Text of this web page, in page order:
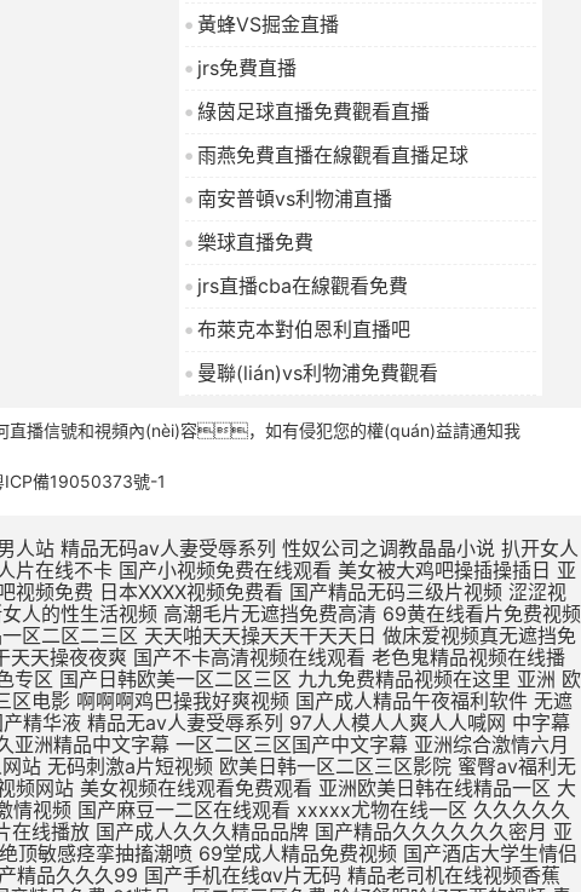
黃蜂VS掘金直播
jrs免費直播
綠茵足球直播免費觀看直播
雨燕免費直播在線觀看直播足球
南安普頓vs利物浦直播
樂球直播免費
jrs直播cba在線觀看免費
布萊克本對伯恩利直播吧
曼聯(lián)vs利物浦免費觀看
播信號和視頻內(nèi)容，如有侵犯您的權(quán)益請通知我
ICP備19050373號-1
欧美第一次开笣 尤物视频在线h 欧美久久久精品一区二区 国产3D彩漫活蒸赵雨璐 欧美精品99久久久久久 外国屌肏中国屄 日本精品一区二区三区试看 h版欧美一区二区三区四区 日本一区二区久久人妻高清 客厅里h亲女 亚洲一区二区啊射精日韩 夜晚男人18app在线 操中年妇女的黑毛绒绒逼 大白妇bbwbbw高潮 扒开老师双腿猛操gif 国内精品久久久久久人妻 成年午夜福利片在线观看 蜜臀av性久久久久蜜臀aⅴ 亚洲精品无码久久久久久久 真实国产乱子伦xxxx 国产精成人品日日拍夜夜 日韩97精品一区二区三区 亚洲另类激情综合偷自拍图 日批视频高潮好爽大鸡巴 欧美人与动牲交zozo 小明打小红屁股故事大全 午夜永久免费爽爽爽影院 9人人妻人人澡人人爽久久 内射中出日韩高清在线播放 国产欧美久久久久久精品 男女爽爽爽视频 插进来,好爽,操我视频 艳娒1一6全集无删减版 欧美一区二区三四在线观看 美女不穿衣服被鸡巴操逼 欧美日本一区二区点击进入 欧美最新免费一区二区三区 无码人妻丰满熟妇区毛片 久久99这里精品8国产 日本亚洲欧美一区二区视频 亚洲一区二区精品线观看 在线观看亚洲精品国产福利app 真人版肏屄视频在线观看 肌肌插小穴视频 亚洲欧洲日产v特级毛片 用力舔,爽歪歪 亚洲东京热无码av专区 亚洲精品一区二区在线电影 大jb艹我的逼 不卡国产精品欧美一区二区 欧美亚洲区一区二区三区 三级片在线精品 久在线中文乱码免费视频 15min摘花出血视频 产精品无码久_亚洲国产精 下一篇久久久久久18p 张柏芝用嘴给陈冠希高潮 大鸡吧操小逼嗷嗷叫视频 制服诱惑中文字幕国产精品 a毛片全免费版全免费观看 久久久久久久久久久久38 亚洲精品国产品国语原创 99久久一区二区三区免费 久久久日韩成人精品电影 尹人香蕉久久99天天拍 国产精品丝袜肉丝出水 男生大鸡巴操逼美女大逼 51CG吃瓜网今日吃瓜 涩涩视频www88AV 亚洲成人avapp下载 寡妇大J8又粗又大视频 操操操个逼黄色视频网站 国产888视频在线观看 国产精品糟蹋漂亮女教师 久久久久久久久久三级三级 中文字幕组一区二区三区 久久久久久不卡国产精品 色婷婷在线视频免费播放 武侠古典狠狠干 日本亚洲色大成网站WW 日韩无人区一卡二卡在线 欧r级荡公乱妇在线观看 男生和女生操逼视频国产 国产女人高潮嗷嗷嗷叫 精品国产精品网麻豆系列 男生把女生插流水的视频 爱抚视频国产精品一区二区 日本丰满风骚巨乳美少妇 国产19岁女人被插视频 岛国av电影免费在线观看 国产欧美第一页 你懂的在线视频亚洲国产 AAA一级毛片免费韩国 男生插女生骚穴被射网站 在线观看日本不卡一区二区 国产精品日日做人人爱 久久久精品免费免费高清 色吊丝中文字幕在线观看 最新国产精品 国产精品 三级片在线精品 1000部精品久久久久久 大鸡巴操逼视频网址免费 打鸡巴操小逼免费视频道 亚洲国产制服丝袜无av jav一区二区hjhj 被揉到高潮揉出奶水视频 亚洲成人中文字幕一区二区 日韩欧美国产亚洲一区二区 在线观看啊啊啊喷水视频 欧美熟妇另娄久久久久久 老司机亚洲精品影院在线 第九色区aⅴ天堂久久香 青青青免费网站在线观看 亚洲人不卡另类日韩精品 18无码粉嫩小泬无套在线观看 国产精品丝袜一区二区三区 精品国产一区二区三区色欲 国产妓女牲a毛片 国产精品videossex久久发布 最大胆极品欧美人体视频 日本片在线观看美女被操 大学女厕课间沟拍大屁股 成人小说亚洲一区二区三区 免费观看狠狠操调教骚货 男女高潮又爽又黄又无遮挡 俄罗斯高清一区二区三区 性色做爰片在线观看ww 欧洲女生十四个喷液视频 韩国三级中文字hd无码 美女裸体爆乳张开腿喷水 东北老女人熟女啪啪视频 久久精品国产亚洲5555 欧美激情啪啪a爱 一级黄色录像片久久的爱 国外网站大全 91啪国产视频 啊啊啊嗯嗯视频免费轮奸 人妻夜夜添夜夜无码av茄子视频 大鸡吧好大嗯啊操我视频 骚人色片丝美女黄色视频 高清中文字幕男人的天堂 夜夜躁狠狠躁日日躁人妖 国产成人无码a区视频在线观看 被强暴内射的美少妇人妻 亚洲无人区天空码头IV 久久精品123 一女被两根凶猛挺进视频 黄网站色视频网站免费 精品欧美一区二区三区久 69视频在线免费观看一区 少妇高潮久久久久久软件 国产日本草莓久久久久久 最近最好的中文字幕免费 被暴雨淋湿爆乳少妇正在播放 精品国产高清在线看国产 插穴谁有黄色网址给一个 又大又粗又黄又爽的黄片 蜜芽忘忧草三区老狼大豆 成人精品高清视频在线观看 啊舒服死了好大插穴视频 久久福利电影网 十八禁午夜私人在线影院 欧美欧美一区欧美二区区 99re 视频在线观看 欧美三级不卡在线播放 打鸡巴操小逼免费视频道 破了亲妺妺的处免费视频国产 日本www免费人成网站 91亚洲国产成人精品看片 农村少妇97av毛片网 欧美性生活日本少妇人妻 曰日本一级二级三级人人 亚洲中文字幕无码永久免弗 夜夜躁狠狠躁日日躁人妖 C0M操操操逼逼逼大通 午夜成人无码免费看网站 国产精品美女久久久久三级 午夜精品久久久内射近拍高清 国产精品啊啊啊在线观看 国产偷亚洲偷欧美偷精品 色国产在线视频一区二区 国产在线色视频 国产三级不卡视频在线观看 男生插入女人下面的视频 久久伊人色av天堂九九 性感美女自慰自己的骚逼 哥哥的女人完整版在线观看 骚逼嫩穴研究院 男人天堂久久久一区二区 国产午夜福利100集发布 美女被操逼流水调教视频 大鸡巴操淫荡骚女人视频 成熟丰满熟妇xxxxx 丰满熟女一区二区三区91 最刺激特黄的欧美三级本能 加勒比中文字幕在线播放 操美女明星BB在线视频 青青久精品观看视频最新 国产偷亚洲偷欧美偷精品 欧洲按摩高潮A级中文片 美女被大鸡巴强爆B出水 老女人用润滑油日比视频 精品一区二区三区中文在线 国产精品99久久久久久宅男 人妻福利视频 黄色视频在97 女生被操免费视频的网站 中文字幕人妻熟人妻熟丝袜美 人人人妻人人爽欧美一区 亚洲精品久久久蜜臀av 色老头在线一区二区三区 日韩a片r级无码中文字幕久久 骚逼黄色免费视网站真人 插曲视频免费高清观看在线播放 老少配hd牲交 精品少妇人妻久久av免费 国产91精品一区二区蜜桃 免费操逼黄视频 久久久无码人妻精品无码 亚洲 欧洲 日韩 国产 免费看ww视频网站入口 久久精品国产成人 国产精品国产高清国产专区 日韩国10次美女黄视频 欧美牲av欧aa片 久久精品国产波多野结衣 国产精品丝袜一区二区三区 国产av天堂亚洲国产av刚刚碰一 三级网站网址久久久久久 高潮毛片无遮挡免费高清 黄色片又湿又骚 亚洲一区二区精品在线观看 精品久久久一区二区国产 亚洲一区二区精品久久久 国产开嫩苞在线播放视频 欧美人与动牲交欧美精品 在线观看的无码国产h片 国产偷亚洲偷欧美偷精品 特级毛片a片全部免费播 国产精品天天看 一个人深夜激情在线观看 吃上面搞下面的很爽视频 欧美精品高清一区二区灬 国产三级不卡视频在线观看 国产v综合v亚洲欧美久久 欧美又大粗又爽又黄大片视频 情侣网站大黄网 男生鸡巴插进女人逼视频 大鸡吧逼逼碰撞 苍井空被躁50分钟5分钟免费 国产黄a三级一级二级观看 可以看全身污女的qq号 无码粉嫩虎白一线天在线观看 波多野结衣在线观看 美女被鸡吧操逼 国产精品动漫久久久久久 日韩精品欧美在线视频在线 3p艹嗯嗯啊啊 把大鸡巴插进美女的洞里 娇妻被两个老头疯狂进出 男男绑床头贯穿哭囚禁h 又粗又大又硬毛片免费看 午夜激情福利在线免费看 在线不卡的在线综合电影 日本熟妇的诱惑中文字幕 日本成年人黄色三级网站 啊～大肉棒操死骚穴视频 午夜精品久久久久久久久 青青草原人成视频在线观看 青青草99久久精品国产 2020久久国产精品爱 久久精品成人免费观看三 爱鲁鲁在线视频免费观看 农村胖肥胖女人操逼视频 中文字幕人妻熟人妻熟丝袜美 国产精品中文字幕在线三级 成人亚洲精品一区二区三区 日本欧美人艺木之色噜噜 中文字幕免费一区二区在线 青草制服丝袜一区第一页 欧美精品23页在线观看 国产熟女一区二区三区五月婷 欧美成人精品三级网站 国产免费小视频在线观看 国产精品99久久久久久宅男 国产三级精品三级在线播放 驯服已婚人妻hd中文字幕 舔骚穴小黄视频 国产精品一区二区三在线 亚洲国产精品热久久最新 波多野结衣bt 久久久久久91 在线观看亚洲精品国产福利app 激情五月综合色婷婷综合 在线视频免费观看www动漫 一区二区三区羞羞的视频 欧美一区二区三区免费高 女子扒开骚逼给人草网站 av小四郎在线最新地址 阿联酋航空美女骚逼视频 成人免费一区二区三区av 肏女人大逼肏大逼肏女人 巨乳中文无码亚洲 亚洲导航久久久久久久久 久久国产亚洲一区精品露脸 我想看中国女人的大肥逼 男生鸡鸡痛女生鸡鸡网站 欧美真人大鸡巴射精集锦 曰本XXXXX 最近最好的中文字幕免费 肉体裸交137大胆摄影 久久综合之综合久久97 天天夜i日日清莫一97 大鸡吧猛烈操小嫩逼视频 男人叽叽猛插女人逼影视 久久一区二区三区久久久 午夜视频 无码 亚洲领先的自拍视频网站 91丨九色丨国产熟女麻豆 娇妻粗大高潮白浆 国产成人精品视a片 色肉肉视频操逼 丰满老熟妇大尺度人体艺 亚洲男同打飞机射精视频 亚洲最新成人无码网站 欧美美女被鸡巴插逼视频 又硬又粗又大一区二区三区视频 18禁真人抽搐一进一出 欧美熟妇dodk巨大 国产va免费精品高清在线 精品熟女少妇av久久图 小泽玛利亚无码一区二区 国产成人av大片大片在线播放 看大陆韩国美国毛片视频 手机自拍B毛视频免费看 鸡巴操洞穴在线视频播放 看一下操逼大片 公么的粗大满足了我小莹 美腿丝袜诱惑久久亚洲国产 精品国产日韩欧美一区二区 欧美一区二区三区视视频 亚洲成在人线av品善网好看 极品久久久久久久久久三情 一本色道久久—综合亚洲 女子被岔开嫩逼免费观看 男生j插女生逼免费网站 品综合久久AV一区2区 亚洲色欲久久久久综合纲 大吊日无毛小逼 日韩国10次美女黄视频 亚洲欧美中文字幕第一页 伊人狼操女老师骚穴女优 欧美干少妇屄视频直接看 黄页污视频在线观看视频 成人亚洲av网站在线看 精品国产一区二区三区色欲 日美肏屄视频一 无码人妻一区二区三区一 久久国产加勒比精品无码 一级a做片免费久久无码 婷婷精品国产亚洲av麻豆 亚洲精品国产第一综99久久 多个大鸡巴操逼一级黄片 大机巴橾大逼真人棵体视 操逼片小逼片日韩小逼片 国产亚洲精品久久久久久久软件 久久综合给合久97色 农村熟妇乱子伦拍拍视频 久久精品www 在线观看女生被操的网站 成人h视频在线观看网站 亚洲av男人的天堂精品 国产色av网站入口免费 色琪琪午夜理论官网影院 2022国产精品永久在线 扒开女人屄再插鸡巴视频 国第二产在线无码精品区 日本熟妇无码亚洲a人片 色婷婷一区二区三区aⅴ 国产又长又爽又猛又粗视频 国产刺激国产精品国产二区 亚洲综合色婷婷久久精品 国产精品久久久久久久人热 午夜精品一区二区三区在线视 无码人妻丰满熟妇啪啪区 九九热这里只有精品12 精品熟女碰碰人人a久久 国产亚洲精品久久久久蜜臀 久久久一本精品99久久精品66 成人a视频高清在线观看 日韩欧美中文字幕精品 二十不惑最后一集在线观看 亚洲精品国产第一综合色吧 成人?亚洲?免费?视频 最新果冻传媒在线观看免费版 天堂网AV无码一区二区 朋友的丰满人妻HD中文 夜夜操夜夜操天天操天天操 日韩成人性生活一级视频 国偷窥女厕嘘嘘av不卡 一级黄色夫妻性生活片子 中文字幕亚洲一区二区三区 欧美日韩国产狼人久久久 九九久久精品免费视频观看 大鸡巴日大鸡巴 91超碰caoporn 国产成人精品cao在线 国产又大又黑又粗免费视频 娇妻与公h喂奶 国产精品无码一二区免费 中文字幕乱码第一二三区 亚洲综合国产精品第一页 国产爱豆剧果冻传媒在线 亚洲成a人片 国产挤奶水主播在线播放 国产精品女人精品天天久久 13一14周岁无码a片 国产精品丝袜拍在线观看 大吊日小逼免费黄色电影 欧美日韩国内一区二区三区 日韩精品国产精品中文字幕 小说区另类小说激情文学 把阴茎插进女人口内视频 农村胖肥胖女人操逼视频 啊啊啊啊啊啊嗯嗯嗯视频 日韩视频一区二区三区观看 成人黄疸从哪个部位开始黄 麻豆黄色在线观看高清国产 国产亚洲精99品精99 韩国三级电影热情的邻居 欧美黄色一级aaaaa 熟女中文字幕一区二区三区 中字无码av手机看av 五月精品夜夜春夜夜爽久久 快插进去舔视频 波多野结衣Av直接播放 大肉棒插插视频 国产v精品欧美精品v日韩 色综合久久九无码网中文 久久久有码一区二区三区 婷婷爱在线观看免费视频 无码播放一区二区三区 欧美性视频一区百花视频 大鸡巴一下子插到底儿啦 狠狠色噜噜色狠狠狠综合久久 免费能收黄台的直app 亚洲av精品久久久久a 成人在线日韩免费一卡二卡 久久人妻视频3乱一二区 少妇放荡的呻吟干柴烈火 巨乳人妻的诱惑韩国电影 日韩欧美一区二区在线观看 操女生免费网站有限公司 国内无遮码无码 91九色PORON观看 清纯女仆装自慰流白汁 久久99亚洲精品久久99果冻 女生扒开尿口让男生桶爽 下面一进一出好爽视频 亚洲精品中文字幕无码AV 国产精品一区二区三区v COS色妞视频一级毛片 国产一级毛片夜一级毛片 岛国av电影免费在线观看 精品国产精品国产99网站 婷婷精品国产亚洲av麻豆 性做久久久久久久久不卡 亚洲熟妇av一区二区三区浪潮 欧美性生活日本少妇人妻 骚逼被操黄色片 性少妇中国内射xxxx狠干 手插逼里视频? AV无码国产在线看网站 人人妻人人澡人人爽视频毒 午夜男女羞羞爽爽爽视频 插大胸美女逼逼 久久精品999国产亚洲 日韩大学生美女一区二区 国产精品亲子乱子伦xxxx裸 不卡一区二区三区av电影 龙泽玛丽亚电影在线观看 国产三级精品三级男人的天堂 69黄在线看片免费视频 人与嘼在线A片观看免费 尤物爆乳av导航 口国产成人高清在线播放 91丝袜精品久久久久久久 久久av动态图一区二区 久久久久亚va无码区首页 男人插女人骚视频998 亚洲成年人免费网站观看 亚洲欧美中文字幕第二十 麻豆乱码国产一区二区三区 一受多攻同做h嗯啊巨肉 jizz中国老师高潮喷水 黑丝骚逼女被操 午夜av网址在线观看免费 愉情按摩中文字幕理伦片 无码av天堂一区二区三区 亚洲码欧洲码一二三区麻豆 人妻中字幕出轨中文字幕 久久精品人人做人人爱爱 盗摄私密推油视频一二区 天天日天天操天天操天天操 诱人的邻居人妻中文字幕 午夜影视啪啪免费体验区 在线成a毛片免费播放 亚洲尤物内射超碰 大肉大捧一进一出好爽作文 无码粉嫩虎白一线天在线观看 大鸡巴搞我视频 免费真h视频网站无码 av韩国麻豆免费在线观看 朋友的丰满人妻hd 免av在线观看网站 av视频在线观看 久久久久久饥渴少妇高潮 久久不卡亚洲一区二区三区 中文亚洲爆乳无码专区 99r精品视频这里免费 国产青青草久久亚洲精品 亚洲a色91精品免费看 国产av偷闻女邻居内裤被发现 下面一进一出好爽视频 爱鲁鲁在线视频免费观看 九九re在线观看免费视频 久久国产亚洲精品夜夜夜 亚洲男人的天堂国产av 国产成人欧美视频在线观看 成人国产亚洲精品A区天堂 真人男女猛烈裸交动态图 大鸡巴操小骚逼真实视频 被插喷在线播放 中文字幕组一区二区三区 亚洲va欧美va天堂v国产综合 国产精品性夜天天拍拍 亚洲欧美另类自拍第一页 欧美精品亚洲精品日韩1818 国产熟女一区二区三区五月婷 啊不要操逼视频喷水变态 国产精品一区二区……～ 亚洲熟女av综合网丁香 人妻中文字字幕在线乱码 日韩中文高清字幕 久久 久久综合色一区二区三区 国产欧美精品一 韩国理论片无码国产精品 日韩欧美一区二区三区不卡 在线播放亚洲欧美小视频 亚洲18色成人网站www 欧美69久成人做爰视频 国产精品一区二区久久hs 国产欧美精品久久99亚洲 欧美成人网在线综合视频 久久精品国产亚洲av蜜色 日韩av主播电影在线观看 欧美日韩蜜臀精品综合网 大屁股熟女少妇一区二区 啊…哦…操熟女的大黑逼 人体艺术在线观看 国产大鸡巴操逼 成人小说亚洲一区二区三区 大尺度av在线免费观看 与嫂嫂操屄视频 男人把昆吧放女人屁股里 秋霞在线观看无码av片 山村爆操偷偷操91av 夜夜躁狠狠躁日日躁av 亚洲国产精品一区二区久久 国产成人精品日本亚洲i8 男人操女人逼能看的视频 久久一区二区精品夜夜嗨 亚洲欧美中文字幕第一页 日韩av一区二区精品不卡 黑人大点吊大战中国少妇 亚洲成年人免费网站观看 久久久精品国产色欲AV 国产男女黄视频在线观看 2020亚洲男人的天堂 另类重口特殊av无码 日日日日日日日日日日操 欧美激情精品久久久久久 国产白丝制服被啪到喷水视频 盗摄私密推油视频一二区 国产理论av在线第一页 国产成人精品一区二三区 最新永久免费av无码网站 2020亚洲欧美国产日韩 我要看中国高清大屌操逼 欧美精品国产精品日韩电影 freexx黑人欧美色欲大战视频 AV大鸡八疯狂抽查骚逼 男女啪视频免费观